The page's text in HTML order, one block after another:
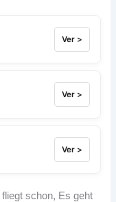
Ver >
Ver >
Ver >
fliegt schon, Es geht